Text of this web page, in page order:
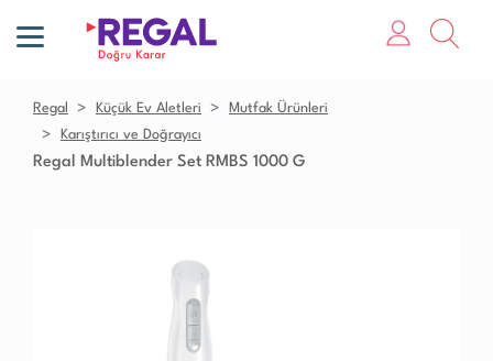
Regal Küçük Ev Aletleri
Mutfak Ürünleri
Karıştırıcı ve Doğrayıcı
Regal Multiblender Set RMBS 1000 G